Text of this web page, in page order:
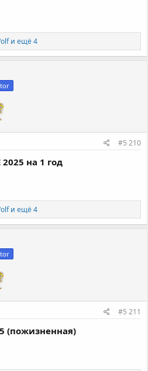
и ещё 4
#5 210
на 1 год
и ещё 4
#5 211
(пожизненная)